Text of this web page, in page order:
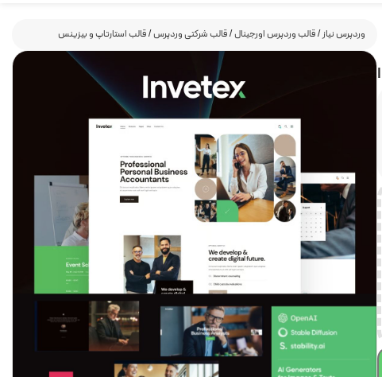
وردپرس نیاز/قالب وردپرس اورجینال/قالب شرکتی وردپرس/قالب استارتاپ و بیزینس